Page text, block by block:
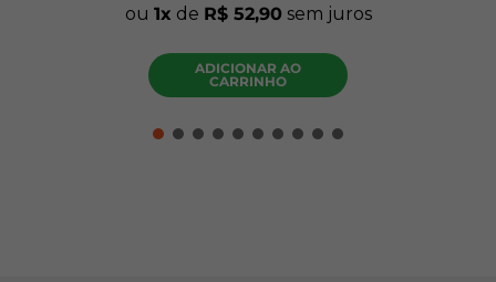
ou 1 de R$ 52,90 sem juros
ADICIONAR AO
CARRINHO